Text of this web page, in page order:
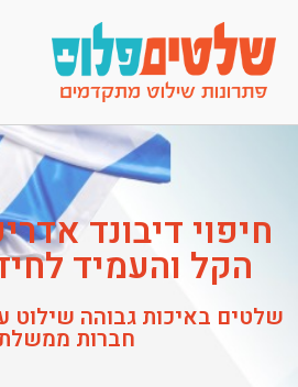
חיפוי דיבונד
הקל והעמיד
שלטים באיכות גבוהה שילוט
חברות